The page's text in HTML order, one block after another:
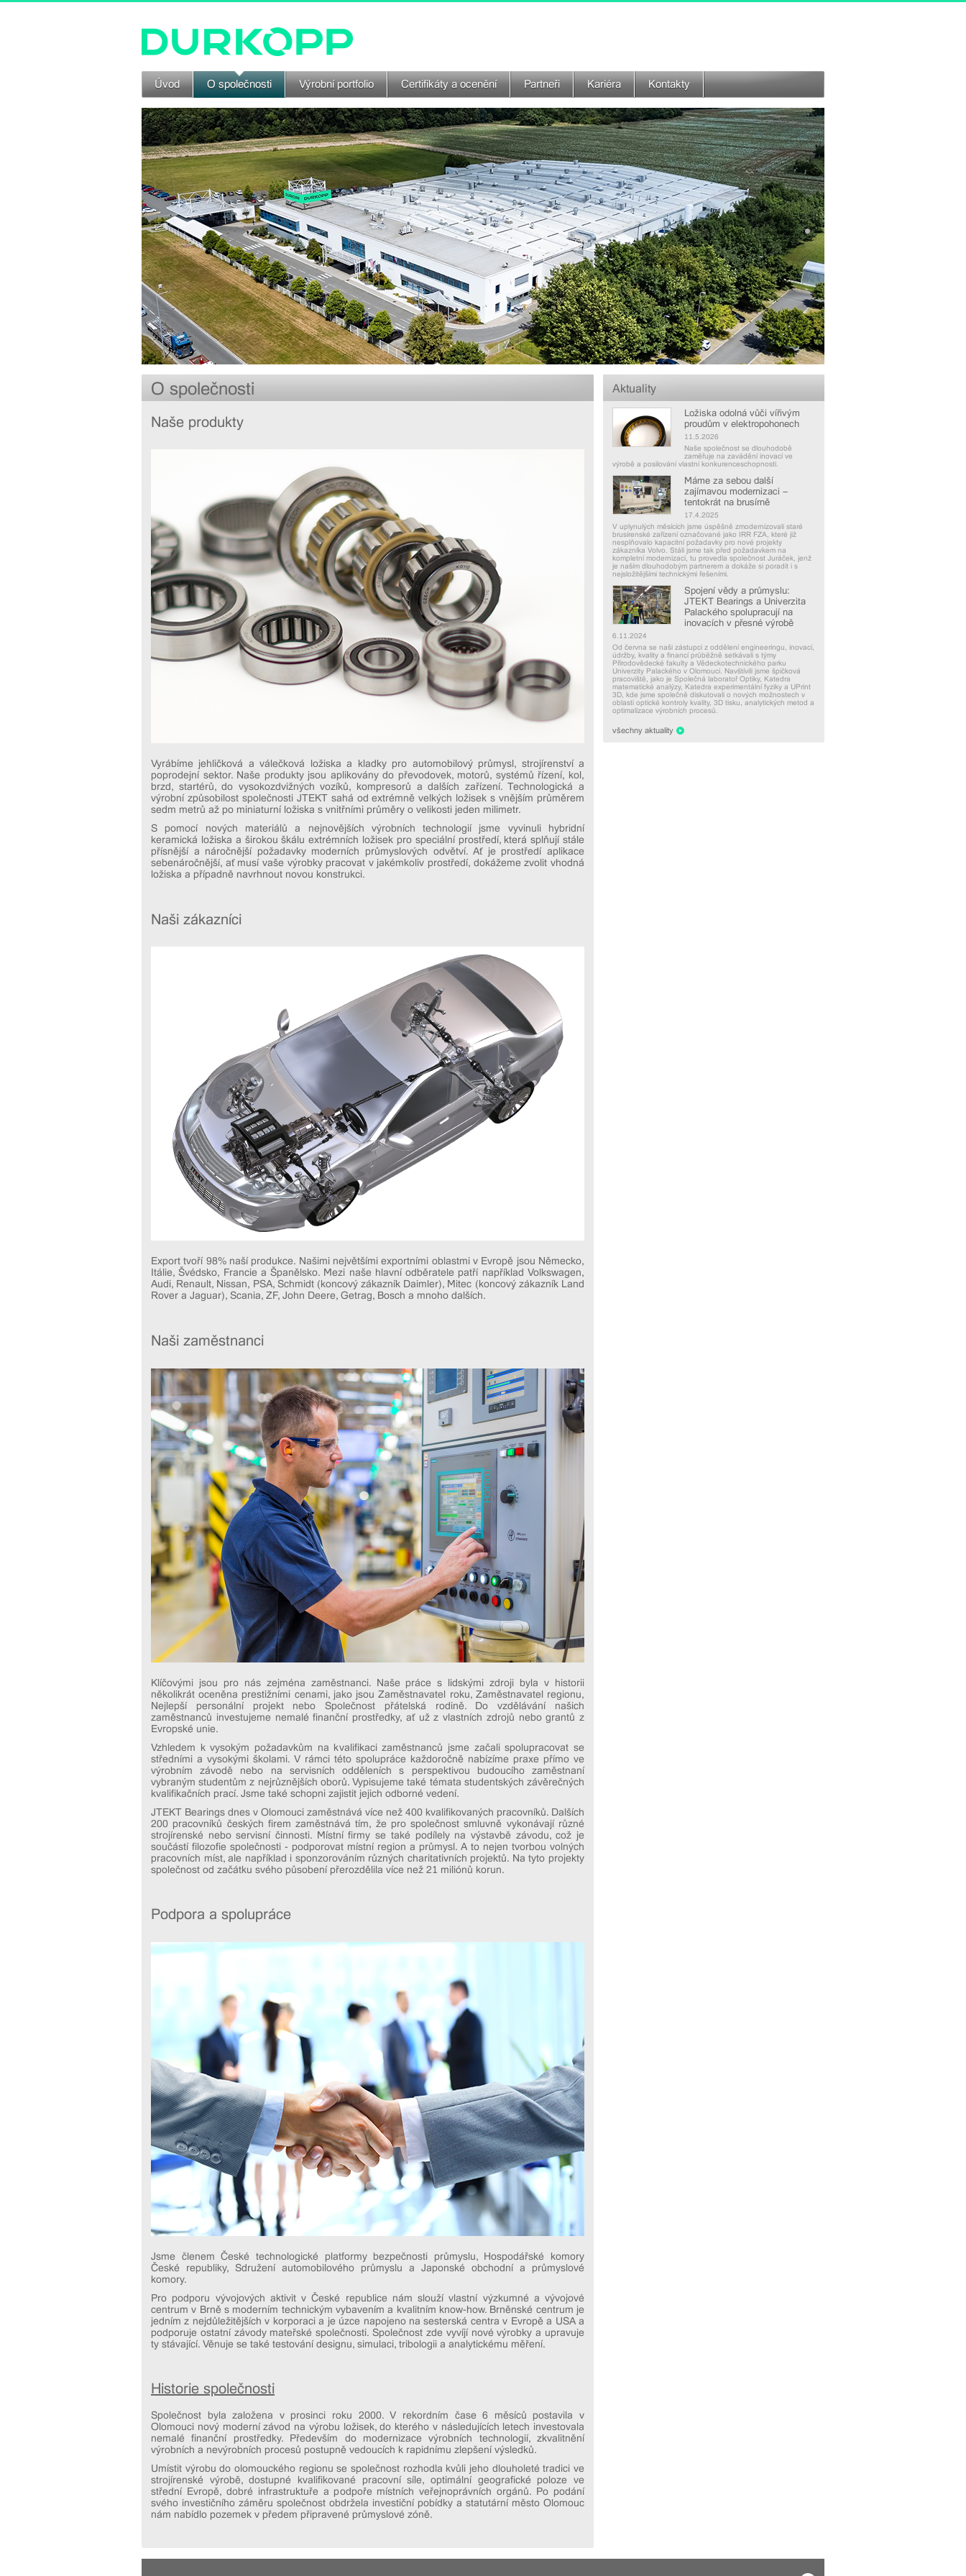
Úvod O společnosti Výrobní portfolio Certifikáty a ocenění Partneři Kariéra Kontakty
O společnosti
Naše produkty
Vyrábíme jehličková a válečková ložiska a kladky pro automobilový průmysl, strojírenství a
poprodejní sektor. Naše produkty jsou aplikovány do převodovek, motorů, systémů řízení, kol,
brzd, startérů, do vysokozdvižných vozíků, kompresorů a dalších zařízení. Technologická a
výrobní způsobilost společnosti JTEKT sahá od extrémně velkých ložisek s vnějším průměrem
sedm metrů až po miniaturní ložiska s vnitřními průměry o velikosti jeden milimetr.
S pomocí nových materiálů a nejnovějších výrobních technologií jsme vyvinuli hybridní
keramická ložiska a širokou škálu extrémních ložisek pro speciální prostředí, která splňují stále
přísnější a náročnější požadavky moderních průmyslových odvětví. Ať je prostředí aplikace
sebenáročnější, ať musí vaše výrobky pracovat v jakémkoliv prostředí, dokážeme zvolit vhodná
ložiska a případně navrhnout novou konstrukci.
Naši zákazníci
Export tvoří 98% naší produkce. Našimi největšími exportními oblastmi v Evropě jsou Německo,
Itálie, Švédsko, Francie a Španělsko. Mezi naše hlavní odběratele patří například Volkswagen,
Audi, Renault, Nissan, PSA, Schmidt (koncový zákazník Daimler), Mitec (koncový zákazník Land
Rover a Jaguar), Scania, ZF, John Deere, Getrag, Bosch a mnoho dalších.
Naši zaměstnanci
Klíčovými jsou pro nás zejména zaměstnanci. Naše práce s lidskými zdroji byla v historii
několikrát oceněna prestižními cenami, jako jsou Zaměstnavatel roku, Zaměstnavatel regionu,
Nejlepší personální projekt nebo Společnost přátelská rodině. Do vzdělávání našich
zaměstnanců investujeme nemalé finanční prostředky, ať už z vlastních zdrojů nebo grantů z
Evropské unie.
Vzhledem k vysokým požadavkům na kvalifikaci zaměstnanců jsme začali spolupracovat se
středními a vysokými školami. V rámci této spolupráce každoročně nabízíme praxe přímo ve
výrobním závodě nebo na servisních odděleních s perspektivou budoucího zaměstnaní
vybraným studentům z nejrůznějších oborů. Vypisujeme také témata studentských závěrečných
kvalifikačních prací. Jsme také schopni zajistit jejich odborné vedení.
JTEKT Bearings dnes v Olomouci zaměstnává více než 400 kvalifikovaných pracovníků. Dalších
200 pracovníků českých firem zaměstnává tím, že pro společnost smluvně vykonávají různé
strojírenské nebo servisní činnosti. Místní firmy se také podílely na výstavbě závodu, což je
součástí filozofie společnosti - podporovat místní region a průmysl. A to nejen tvorbou volných
pracovních míst, ale například i sponzorováním různých charitativních projektů. Na tyto projekty
společnost od začátku svého působení přerozdělila více než 21 miliónů korun.
Podpora a spolupráce
Jsme členem České technologické platformy bezpečnosti průmyslu, Hospodářské komory
České republiky, Sdružení automobilového průmyslu a Japonské obchodní a průmyslové
komory.
Pro podporu vývojových aktivit v České republice nám slouží vlastní výzkumné a vývojové
centrum v Brně s moderním technickým vybavením a kvalitním know-how. Brněnské centrum je
jedním z nejdůležitějších v korporaci a je úzce napojeno na sesterská centra v Evropě a USA a
podporuje ostatní závody mateřské společnosti. Společnost zde vyvíjí nové výrobky a upravuje
ty stávající. Věnuje se také testování designu, simulaci, tribologii a analytickému měření.
Historie společnosti
Společnost byla založena v prosinci roku 2000. V rekordním čase 6 měsíců postavila v
Olomouci nový moderní závod na výrobu ložisek, do kterého v následujících letech investovala
nemalé finanční prostředky. Především do modernizace výrobních technologií, zkvalitnění
výrobních a nevýrobních procesů postupně vedoucích k rapidnímu zlepšení výsledků.
Umístit výrobu do olomouckého regionu se společnost rozhodla kvůli jeho dlouholeté tradici ve
strojírenské výrobě, dostupné kvalifikované pracovní síle, optimální geografické poloze ve
střední Evropě, dobré infrastruktuře a podpoře místních veřejnoprávních orgánů. Po podání
svého investičního záměru společnost obdržela investiční pobídky a statutární město Olomouc
nám nabídlo pozemek v předem připravené průmyslové zóně.
Aktuality
Ložiska odolná vůči vířivým
proudům v elektropohonech
11.5.2026
Naše společnost se dlouhodobě
zaměřuje na zavádění inovací ve
výrobě a posilování vlastní konkurenceschopnosti.
Máme za sebou další
zajímavou modernizaci –
tentokrát na brusírně
17.4.2025
V uplynulých měsících jsme úspěšně zmodernizovali staré
brusírenské zařízení označované jako IRR FZA, které již
nesplňovalo kapacitní požadavky pro nové projekty
zákazníka Volvo. Stáli jsme tak před požadavkem na
kompletní modernizaci, tu provedla společnost Juráček, jenž
je naším dlouhodobým partnerem a dokáže si poradit i s
nejsložitějšími technickými řešeními.
Spojení vědy a průmyslu:
JTEKT Bearings a Univerzita
Palackého spolupracují na
inovacích v přesné výrobě
6.11.2024
Od června se naši zástupci z oddělení engineeringu, inovací,
údržby, kvality a financí průběžně setkávali s týmy
Přírodovědecké fakulty a Vědeckotechnického parku
Univerzity Palackého v Olomouci. Navštívili jsme špičková
pracoviště, jako je Společná laboratoř Optiky, Katedra
matematické analýzy, Katedra experimentální fyziky a UPrint
3D, kde jsme společně diskutovali o nových možnostech v
oblasti optické kontroly kvality, 3D tisku, analytických metod a
optimalizace výrobních procesů.
všechny aktuality